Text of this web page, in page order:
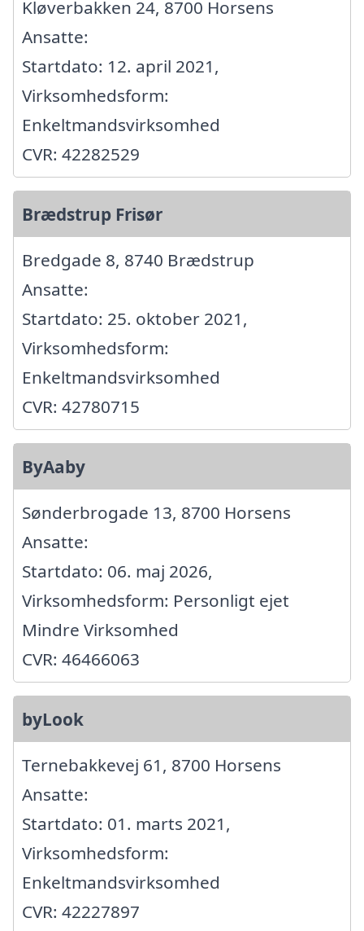
Kløverbakken 24, 8700 Horsens
Ansatte:
Startdato: 12. april 2021,
Virksomhedsform:
Enkeltmandsvirksomhed
CVR: 42282529
Brædstrup Frisør
Bredgade 8, 8740 Brædstrup
Ansatte:
Startdato: 25. oktober 2021,
Virksomhedsform:
Enkeltmandsvirksomhed
CVR: 42780715
ByAaby
Sønderbrogade 13, 8700 Horsens
Ansatte:
Startdato: 06. maj 2026,
Virksomhedsform: Personligt ejet
Mindre Virksomhed
CVR: 46466063
byLook
Ternebakkevej 61, 8700 Horsens
Ansatte:
Startdato: 01. marts 2021,
Virksomhedsform:
Enkeltmandsvirksomhed
CVR: 42227897